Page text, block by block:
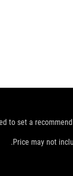
to set a
Price may not